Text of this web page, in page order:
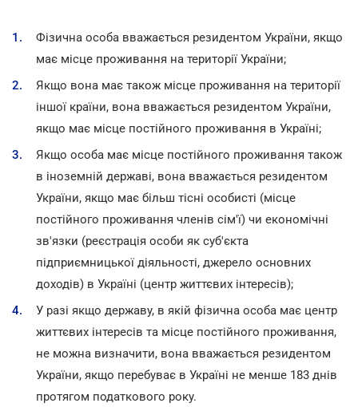
Фізична особа вважається резидентом України, якщо
має місце проживання на території України;
Якщо вона має також місце проживання на території
іншої країни, вона вважається резидентом України,
якщо має місце постійного проживання в Україні;
Якщо особа має місце постійного проживання також
в іноземній державі, вона вважається резидентом
України, якщо має більш тісні особисті (місце
постійного проживання членів сім'ї) чи економічні
зв'язки (реєстрація особи як суб'єкта
підприємницької діяльності, джерело основних
доходів) в Україні (центр життєвих інтересів);
У разі якщо державу, в якій фізична особа має центр
життєвих інтересів та місце постійного проживання,
не можна визначити, вона вважається резидентом
України, якщо перебуває в Україні не менше 183 днів
протягом податкового року.